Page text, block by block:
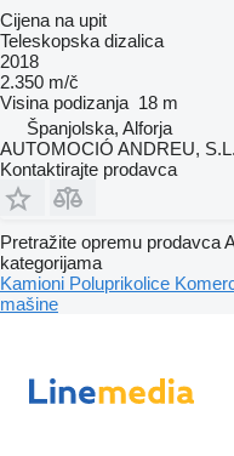
Cijena na upit
Teleskopska dizalica
2018
2.350 m/č
Visina podizanja 18 m
Španjolska, Alforja
AUTOMOCIÓ ANDREU, S.L.
Kontaktirajte prodavca
Pretražite opremu prodavca
kategorijama
Kamioni Poluprikolice
mašine